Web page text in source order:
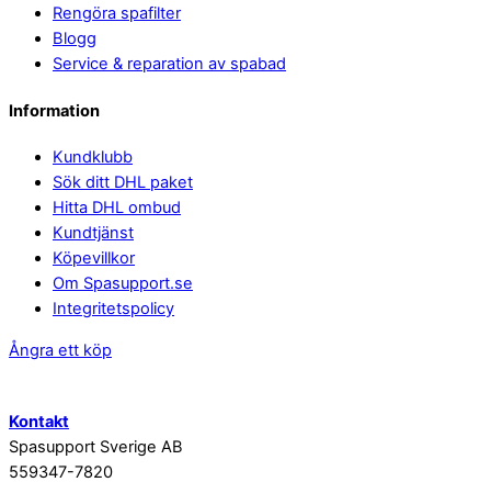
Rengöra spafilter
Blogg
Service & reparation av spabad
Information
Kundklubb
Sök ditt DHL paket
Hitta DHL ombud
Kundtjänst
Köpevillkor
Om Spasupport.se
Integritetspolicy
Ångra ett köp
Kontakt
Spasupport Sverige AB
559347-7820